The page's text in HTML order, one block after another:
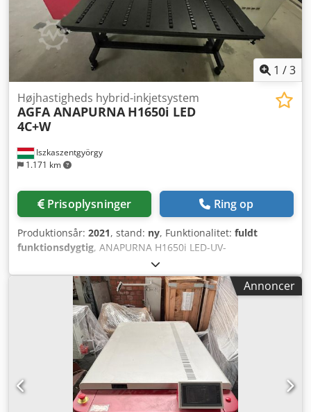
1 /3
Iszkaszentgyörgy
1.171 km
Højhastigheds hybrid-inkjetsystem
AGFA ANAPURNA H1650i LED
4C+W
Prisoplysninger Ring op
Produktionsår: 2021, stand: ny, Funktionalitet: fuldt
funktionsdygtig, ANAPURNA H1650i LED-UV-
printersystem: Indstigningsmodellen, en hybrid
storformatprinter Anapurna H1650i LED, er ideel til
skiltevirksomheder, digitale trykkerier, fotolaboratorier og
mellemstore grafiske trykkerier, som ønsker at kombinere
opgaver på plade- og rullemedier. Printeren arbejder med
en maksimal bredde på op til 1,65 m til både indendørs-
og udendørsapplikationer. Anapurna H1650i LED er
udstyret med UV-LED-lamper, der muliggør print på en
bredere vifte af medier og dermed sparer energi,
omkostninger og tid. Hvidt blæk-funktionen giver mulighed
for tryk på transparente materialer til backlit-applikationer
Annoncer